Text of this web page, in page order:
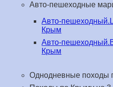
Авто-пешеходные
Авто-
Крым
Авто-
Крым
Однодневные походы